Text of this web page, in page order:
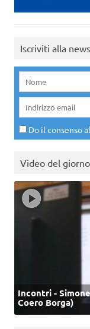
Iscriviti alla
Do il consenso
Video del giorno
Incontri -
Coero Borga)